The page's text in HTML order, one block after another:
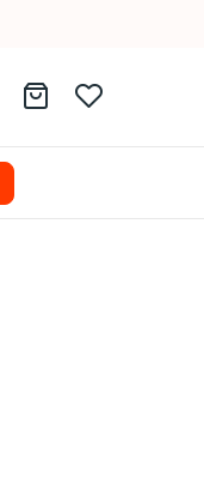
Identifiez-vousAller au panier